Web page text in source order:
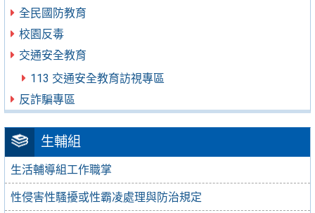
全民國防教育
校園反毒
交通安全教育
113 交通安全教育訪視專區
反詐騙專區
生輔組
生活輔導組工作職掌
性侵害性騷擾或性霸凌處理與防治規定